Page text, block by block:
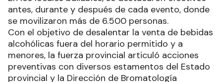
antes, durante y después de cada evento, donde
se movilizaron más de 6.500 personas.
Con el objetivo de desalentar la venta de bebidas
alcohólicas fuera del horario permitido y a
menores, la fuerza provincial articuló acciones
preventivas con diversos estamentos del Estado
provincial y la Dirección de Bromatología